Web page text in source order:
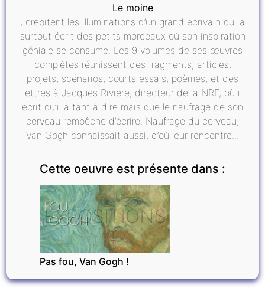
Le moine
, crépitent les illuminations d’un grand écrivain qui a
surtout écrit des petits morceaux où son inspiration
géniale se consume. Les 9 volumes de ses œuvres
complètes réunissent des fragments, articles,
projets, scénarios, courts essais, poèmes, et des
lettres à Jacques Rivière, directeur de la NRF, où il
écrit qu’il a tant à dire mais que le naufrage de son
cerveau l’empêche d’écrire. Naufrage du cerveau,
Van Gogh connaissait aussi, d’où leur rencontre...
Cette oeuvre est présente dans :
EXPOSITIONS
Pas fou, Van Gogh !